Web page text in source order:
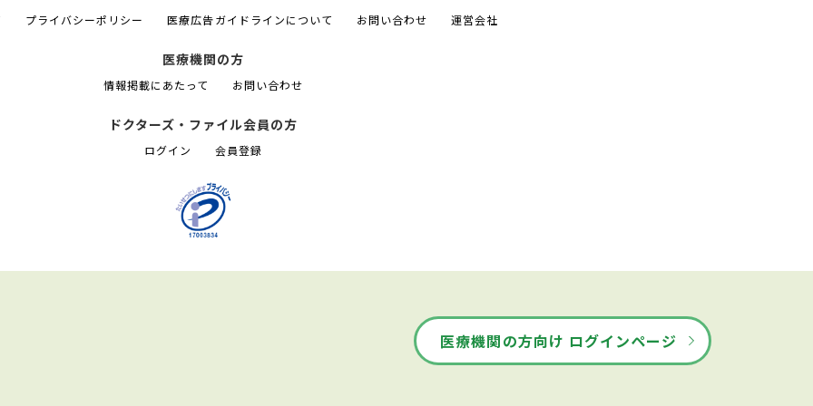
プライバシーポリシー 医療広告ガイドラインについて お問い合わせ 運営会社
医療機関の方
情報掲載にあたって お問い合わせ
ドクターズ・ファイル会員の方
ログイン 会員登録
医療機関の方向け ログインページ